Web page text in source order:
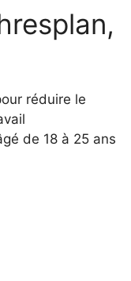
réduire le
de 18 à 25 ans